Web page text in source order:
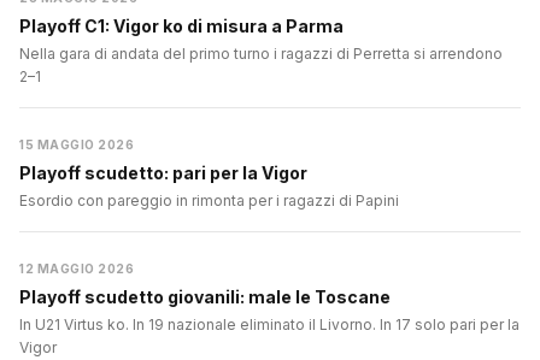
Playoff C1: Vigor ko di misura a Parma
Nella gara di andata del primo turno i ragazzi di Perretta si arrendono
2–1
15 MAGGIO 2026
Playoff scudetto: pari per la Vigor
Esordio con pareggio in rimonta per i ragazzi di Papini
12 MAGGIO 2026
Playoff scudetto giovanili: male le Toscane
In U21 Virtus ko. In 19 nazionale eliminato il Livorno. In 17 solo pari per la
Vigor